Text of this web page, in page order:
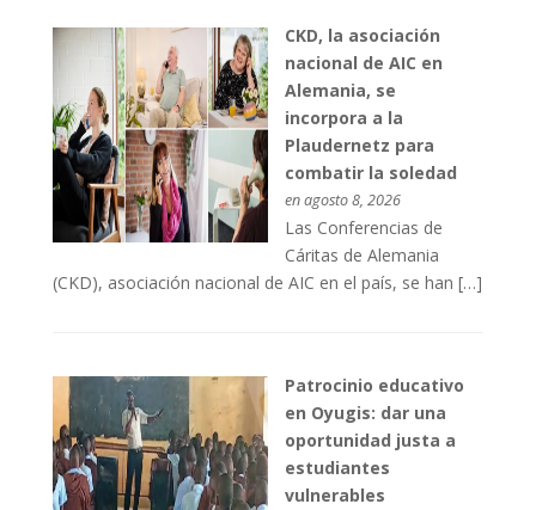
CKD, la asociación
nacional de AIC en
Alemania, se
incorpora a la
Plaudernetz para
combatir la soledad
en agosto 8, 2026
Las Conferencias de
Cáritas de Alemania
(CKD), asociación nacional de AIC en el país, se han […]
Patrocinio educativo
en Oyugis: dar una
oportunidad justa a
estudiantes
vulnerables